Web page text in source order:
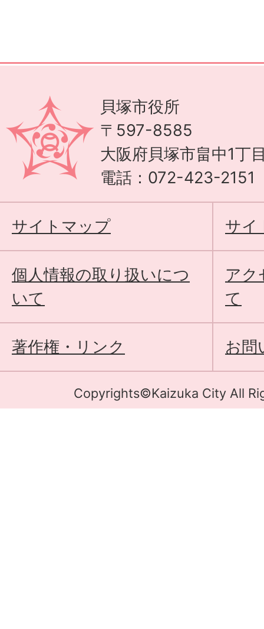
貝塚市役所
〒597-8585
大阪府貝塚市畠中1丁
電話：072-423-2151
サイトマップ サイ
個人情報の取り扱いにつ
いて
アク
て
著作権・リンク お問
Copyrights©Kaizuka City All